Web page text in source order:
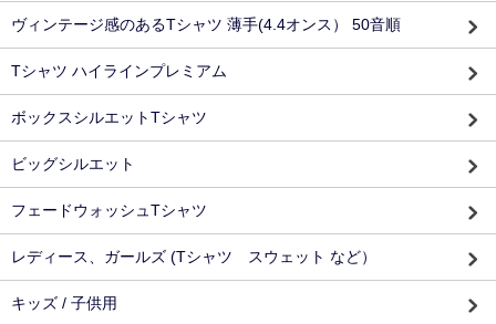
ヴィンテージ感のあるTシャツ 薄手(4.4オンス） 50音順
Tシャツ ハイラインプレミアム
ボックスシルエットTシャツ
ビッグシルエット
フェードウォッシュTシャツ
レディース、ガールズ (Tシャツ スウェット など）
キッズ / 子供用